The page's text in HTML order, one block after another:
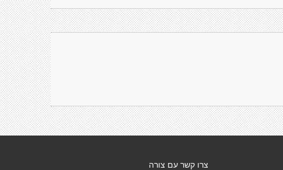
צרו קשר עם צורה